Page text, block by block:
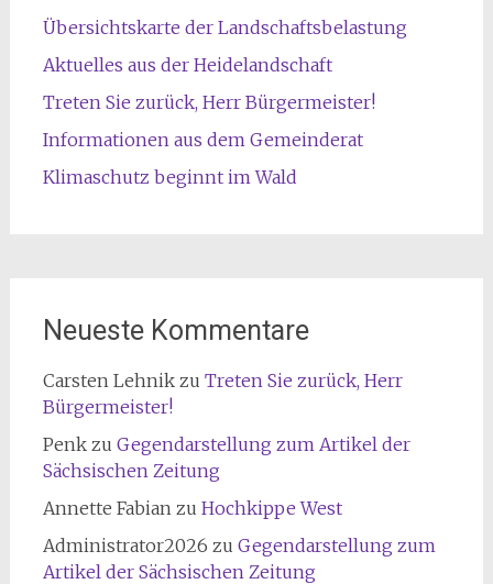
Übersichtskarte der Landschaftsbelastung
Aktuelles aus der Heidelandschaft
Treten Sie zurück, Herr Bürgermeister!
Informationen aus dem Gemeinderat
Klimaschutz beginnt im Wald
Neueste Kommentare
Carsten Lehnikzu Treten Sie zurück, Herr
Bürgermeister!
Penkzu Gegendarstellung zum Artikel der
Sächsischen Zeitung
Annette Fabian zu Hochkippe West
Administrator2026 zu Gegendarstellung zum
Artikel der Sächsischen Zeitung